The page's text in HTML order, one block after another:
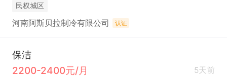
民权城区
河南阿斯贝拉制冷有限公司 认证
保洁
2200-2400元/月
5天前